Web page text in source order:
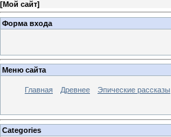
[Мой сайт]
Форма входа
Меню сайта
Главная Древнее Эпические рассказы
Categories